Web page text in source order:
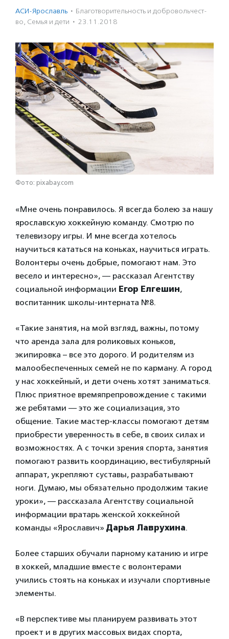
АСИ-Ярославль · Благотвори­тель­ность и доброволь­чест­
во, Семья и дети · 23.11.2018
Фото: pixabay.com
«Мне очень понравилось. Я всегда болею за нашу
ярославскую хоккейную команду. Смотрю по
телевизору игры. И мне всегда хотелось
научиться кататься на коньках, научиться играть.
Волонтеры очень добрые, помогают нам. Это
весело и интересно», — рассказал Агентству
социальной информации Егор Елгешин,
воспитанник школы-интерната №8.
«Такие занятия, на мой взгляд, важны, потому
что аренда зала для роликовых коньков,
экипировка – все это дорого. И родителям из
малообеспеченных семей не по карману. А город
у нас хоккейный, и дети очень хотят заниматься.
Плюс приятное времяпрепровождение с такими
же ребятами — это же социализация, это
общение. Такие мастер-классы помогают детям
приобрести уверенность в себе, в своих силах и
возможностях. А с точки зрения спорта, занятия
помогают развить координацию, вестибулярный
аппарат, укрепляют суставы, разрабатывают
ноги. Думаю, мы обязательно продолжим такие
уроки», — рассказала Агентству социальной
информации вратарь женской хоккейной
команды «Ярославич» Дарья Лаврухина.
Более старших обучали парному катанию и игре
в хоккей, младшие вместе с волонтерами
учились стоять на коньках и изучали спортивные
элементы.
«В перспективе мы планируем развивать этот
проект и в других массовых видах спорта,